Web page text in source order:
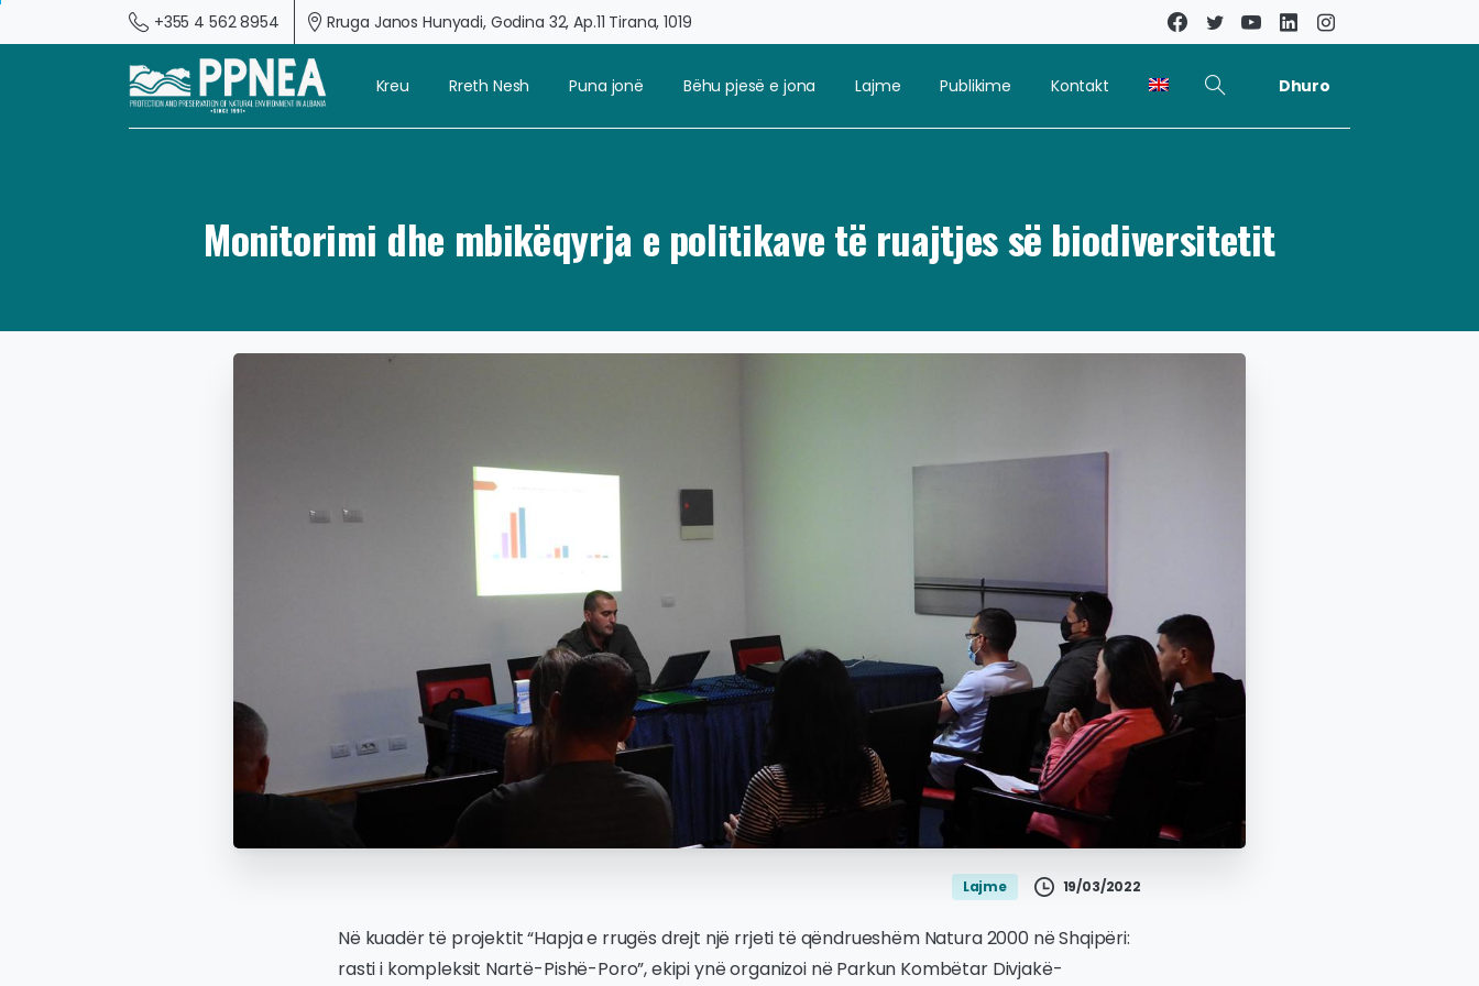
+355 4 562 8954 Rruga Janos Hunyadi, Godina 32, Ap.11 Tirana, 1019
Kreu Rreth Nesh Puna jonë Bëhu pjesë e jona Lajme Publikime Kontakt Dhuro
Monitorimi dhe mbikëqyrja e politikave të ruajtjes së biodiversitetit
Lajme 19/03/2022
Në kuadër të projektit “Hapja e rrugës drejt një rrjeti të qëndrueshëm Natura 2000 në Shqipëri:
rasti i kompleksit Nartë-Pishë-Poro”, ekipi ynë organizoi në Parkun Kombëtar Divjakë-